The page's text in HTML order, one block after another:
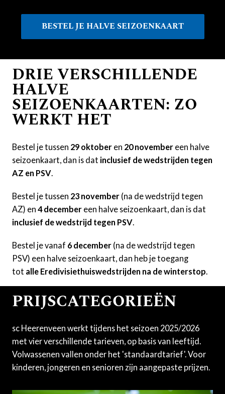
BESTEL JE HALVE SEIZOENKAART
DRIE VERSCHILLENDE
HALVE
SEIZOENKAARTEN: ZO
WERKT HET
Bestel je tussen 29 oktober en 20 november een halve
seizoenkaart, dan is dat inclusief de wedstrijden tegen
AZ en PSV
Bestel je tussen 23 november (na de wedstrijd tegen
AZ) en 4 december een halve seizoenkaart, dan is dat
inclusief de wedstrijd tegen PSV
Bestel je vanaf 6 december (na de wedstrijd tegen
PSV) een halve seizoenkaart, dan heb je toegang
tot alle Eredivisiethuiswedstrijden na de winterstop
PRIJSCATEGORIEËN
sc Heerenveen werkt tijdens het seizoen 2025/2026
met vier verschillende tarieven, op basis van leeftijd.
Volwassenen vallen onder het 'standaardtarief'. Voor
kinderen, jongeren en senioren zijn aangepaste prijzen.